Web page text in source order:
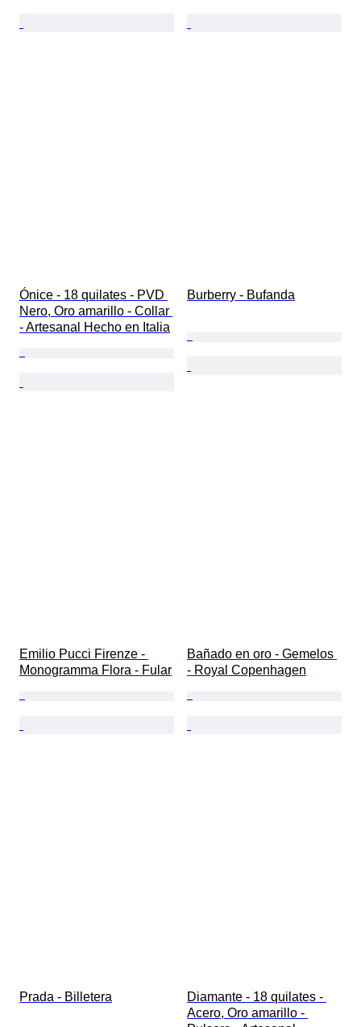
Ónice - 18 quilates - PVD
Nero, Oro amarillo - Collar
- Artesanal Hecho en Italia
Burberry - Bufanda
Emilio Pucci Firenze -
Monogramma Flora - Fular
Bañado en oro - Gemelos
- Royal Copenhagen
Prada - Billetera
Diamante - 18 quilates -
Acero, Oro amarillo -